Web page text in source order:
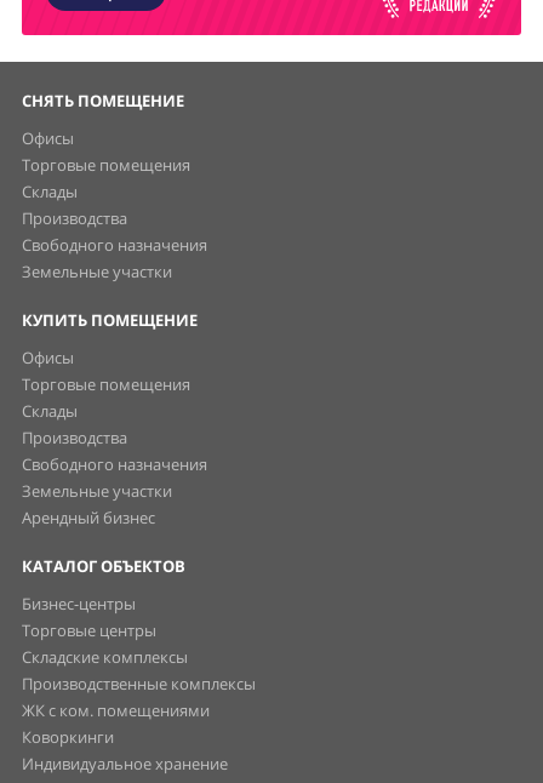
СНЯТЬ ПОМЕЩЕНИЕ
Офисы
Торговые помещения
Склады
Производства
Свободного назначения
Земельные участки
КУПИТЬ ПОМЕЩЕНИЕ
Офисы
Торговые помещения
Склады
Производства
Свободного назначения
Земельные участки
Арендный бизнес
КАТАЛОГ ОБЪЕКТОВ
Бизнес-центры
Торговые центры
Складские комплексы
Производственные комплексы
ЖК с ком. помещениями
Коворкинги
Индивидуальное хранение